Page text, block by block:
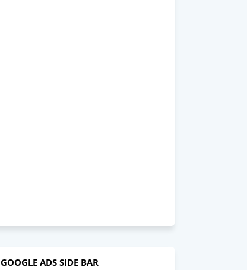
GOOGLE ADS SIDE BAR